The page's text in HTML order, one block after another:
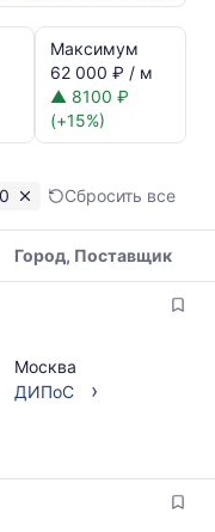
Максимум
62 000 ₽ / м
▲ 8100 ₽
(+15%)
Сбросить все
Город, Поставщик
Москва
ДИПоС
›